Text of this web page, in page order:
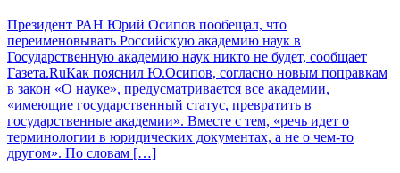
Президент РАН Юрий Осипов пообещал, что
переименовывать Российскую академию наук в
Государственную академию наук никто не будет, сообщает
Газета.RuКак пояснил Ю.Осипов, согласно новым поправкам
в закон «О науке», предусматривается все академии,
«имеющие государственный статус, превратить в
государственные академии». Вместе с тем, «речь идет о
терминологии в юридических документах, а не о чем-то
другом». По словам […]